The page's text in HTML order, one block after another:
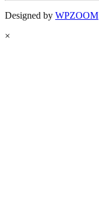
Designed by WPZOOM
×